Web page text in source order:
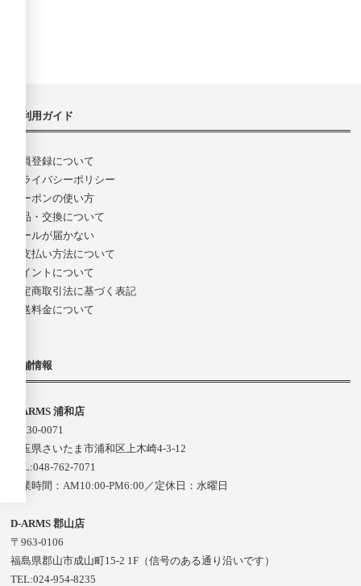
ご利用ガイド
会員登録について
プライバシーポリシー
クーポンの使い方
返品・交換について
メールが届かない
お支払い方法について
ポイントについて
特定商取引法に基づく表記
配送料金について
店舗情報
D-ARMS 浦和店
〒330-0071
埼玉県さいたま市浦和区上木崎4-3-12
TEL:048-762-7071
営業時間：AM10:00-PM6:00／定休日：水曜日
D-ARMS 郡山店
〒963-0106
福島県郡山市成山町15-2 1F（信号のある通り沿いです）
TEL:024-954-8235